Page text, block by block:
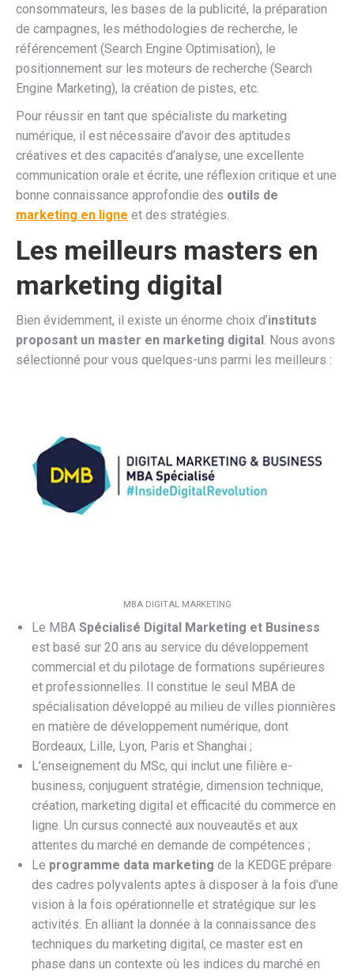
consommateurs, les bases de la publicité, la préparation
de campagnes, les méthodologies de recherche, le
référencement (Search Engine Optimisation), le
positionnement sur les moteurs de recherche (Search
Engine Marketing), la création de pistes, etc.
Pour réussir en tant que spécialiste du marketing
numérique, il est nécessaire d’avoir des aptitudes
créatives et des capacités d’analyse, une excellente
communication orale et écrite, une réflexion critique et une
bonne connaissance approfondie des outils de
marketing en ligne et des stratégies.
Les meilleurs masters en
marketing digital
Bien évidemment, il existe un énorme choix d’instituts
proposant un master en marketing digital. Nous avons
sélectionné pour vous quelques-uns parmi les meilleurs :
MBA DIGITAL MARKETING
Le MBA Spécialisé Digital Marketing et Business
est basé sur 20 ans au service du développement
commercial et du pilotage de formations supérieures
et professionnelles. Il constitue le seul MBA de
spécialisation développé au milieu de villes pionnières
en matière de développement numérique, dont
Bordeaux, Lille, Lyon, Paris et Shanghai ;
L’enseignement du MSc, qui inclut une filière e-
business, conjuguent stratégie, dimension technique,
création, marketing digital et efficacité du commerce en
ligne. Un cursus connecté aux nouveautés et aux
attentes du marché en demande de compétences ;
Le programme data marketing de la KEDGE prépare
des cadres polyvalents aptes à disposer à la fois d’une
vision à la fois opérationnelle et stratégique sur les
activités. En alliant la donnée à la connaissance des
techniques du marketing digital, ce master est en
phase dans un contexte où les indices du marché en